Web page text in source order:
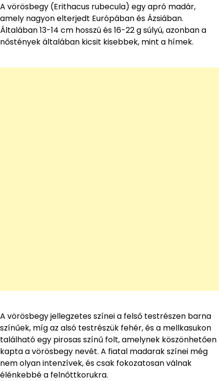
A vörösbegy (Erithacus rubecula) egy apró madár,
amely nagyon elterjedt Európában és Ázsiában.
Általában 13-14 cm hosszú és 16-22 g súlyú, azonban a
nőstények általában kicsit kisebbek, mint a hímek.
A vörösbegy jellegzetes színei a felső testrészen barna
színűek, míg az alsó testrészük fehér, és a mellkasukon
található egy pirosas színű folt, amelynek köszönhetően
kapta a vörösbegy nevét. A fiatal madarak színei még
nem olyan intenzívek, és csak fokozatosan válnak
élénkebbé a felnőttkorukra.